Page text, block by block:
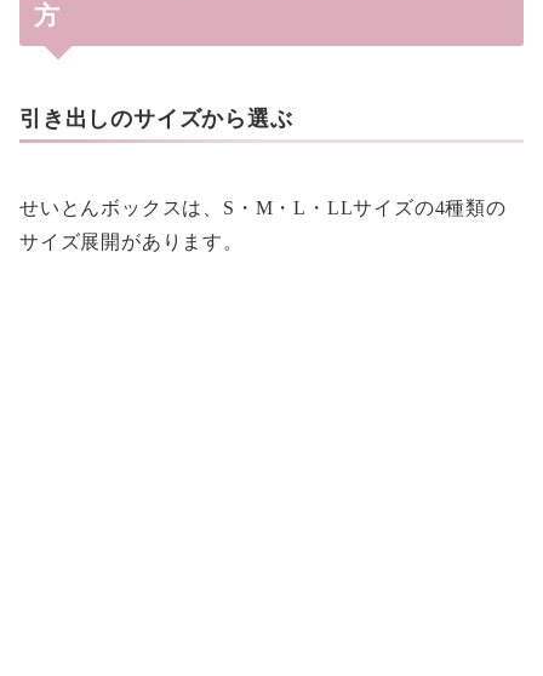
方
引き出しのサイズから選ぶ
せいとんボックスは、S・M・L・LLサイズの4種類の
サイズ展開があります。